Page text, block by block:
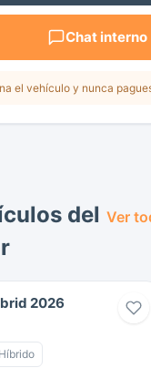
Chat interno
el vehículo y nunca
del Ver
2026
Híbrido